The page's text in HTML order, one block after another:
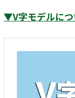
▼V字モデルに